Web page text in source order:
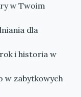
w Twoim
dla
i historia w
w zabytkowych